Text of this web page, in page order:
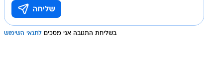
בשליחת התגובה אני מסכים לתנאי השימוש